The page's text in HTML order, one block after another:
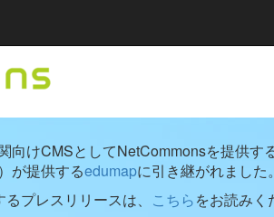
向けCMSとしてNetCommonsを提供す
）が提供するedumapに引き継がれました。
プレスリリースは、 こちらをお読みく